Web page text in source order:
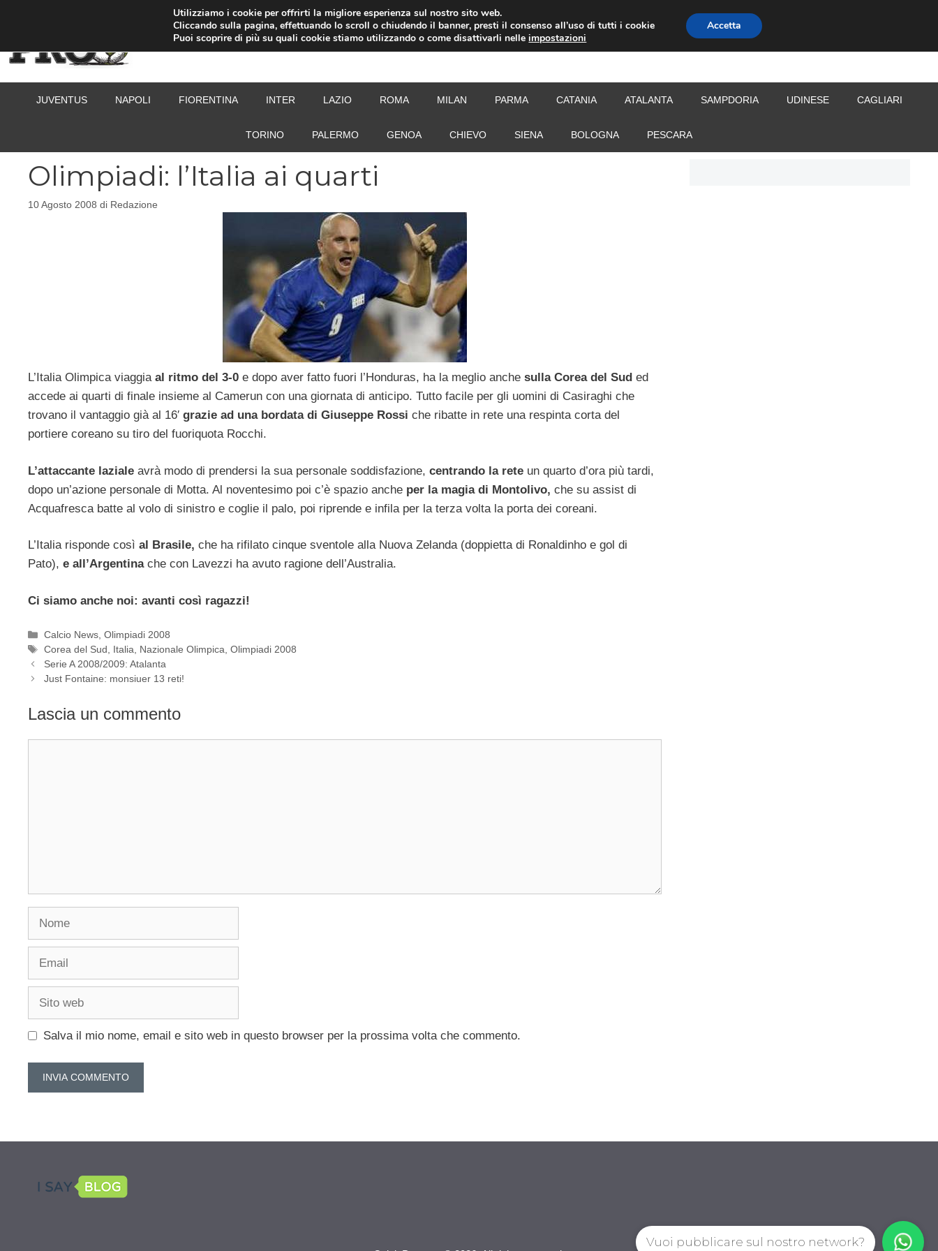
CALCIOMERCATO
JUVENTUS NAPOLI FIORENTINA INTER LAZIO ROMA MILAN PARMA CATANIA ATALANTA SAMPDORIA UDINESE CAGLIARI
TORINO PALERMO GENOA CHIEVO SIENA BOLOGNA PESCARA
Olimpiadi: l’Italia ai quarti
10 Agosto 2008 di Redazione
L’Italia Olimpica viaggia al ritmo del 3-0 e dopo aver fatto fuori l’Honduras, ha la meglio anche sulla Corea del Sud ed
accede ai quarti di finale insieme al Camerun con una giornata di anticipo. Tutto facile per gli uomini di Casiraghi che
trovano il vantaggio già al 16′ grazie ad una bordata di Giuseppe Rossi che ribatte in rete una respinta corta del
portiere coreano su tiro del fuoriquota Rocchi.
L’attaccante laziale avrà modo di prendersi la sua personale soddisfazione, centrando la rete un quarto d’ora più tardi,
dopo un’azione personale di Motta. Al noventesimo poi c’è spazio anche per la magia di Montolivo, che su assist di
Acquafresca batte al volo di sinistro e coglie il palo, poi riprende e infila per la terza volta la porta dei coreani.
L’Italia risponde così al Brasile, che ha rifilato cinque sventole alla Nuova Zelanda (doppietta di Ronaldinho e gol di
Pato), e all’Argentinache con Lavezzi ha avuto ragione dell’Australia.
Ci siamo anche noi: avanti così ragazzi!
Categorie
Calcio News,Olimpiadi 2008
Tag
Corea del Sud, Italia, Nazionale Olimpica,Olimpiadi 2008
Serie A 2008/2009: Atalanta
Just Fontaine: monsiuer 13 reti!
Lascia un commento
Salva il mio nome, email e sito web in questo browser per la prossima volta che commento.
Utilizziamo i cookie per offrirti la migliore esperienza sul nostro sito web.
Cliccando sulla pagina, effettuando lo scroll o chiudendo il banner, presti il consenso all’uso di tutti i cookie
Puoi scoprire di più su quali cookie stiamo utilizzando o come disattivarli nelleimpostazioni
Accetta
Vuoi pubblicare sul nostro network?